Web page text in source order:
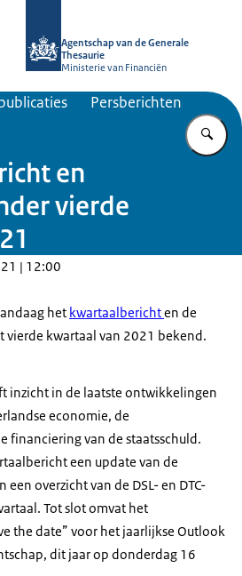
Agentschap van de Generale
Thesaurie
Ministerie van Financiën
Persberichten
en
vierde
| 12:00
het kwartaalberichten de
vierde kwartaal van 2021 bekend.
inzicht in de laatste ontwikkelingen
economie, de
financiering van de staatsschuld.
een update van de
overzicht van de DSL- en DTC-
Tot slot omvat het
the date” voor het jaarlijkse Outlook
dit jaar op donderdag 16